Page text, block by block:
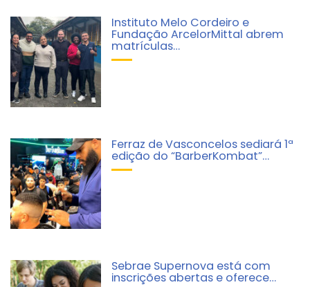
Instituto Melo Cordeiro e
Fundação ArcelorMittal abrem
matrículas…
Ferraz de Vasconcelos sediará 1ª
edição do “BarberKombat”…
Sebrae Supernova está com
inscrições abertas e oferece…